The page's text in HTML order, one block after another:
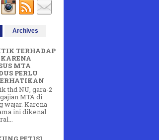
Archives
TERHADAP
MTA
PERLU
thd NU, gara-2
MTA di
wajar. Karena
ini dikenal